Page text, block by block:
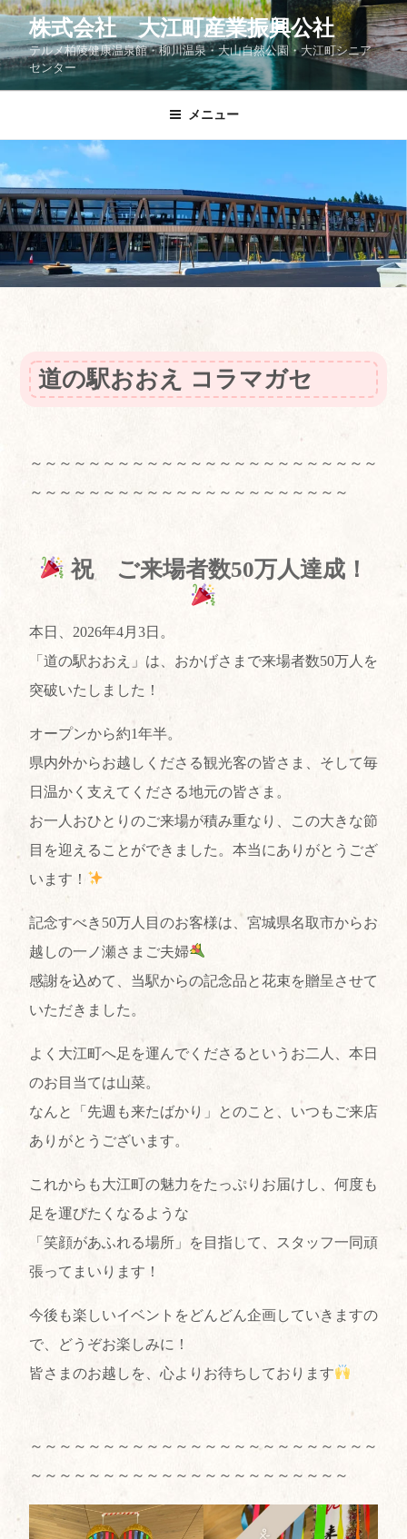
コ
ン
テ
ン
ス
キ
ッ
プ
株式会社 大江町産業振興公社
テルメ柏陵健康温泉館・柳川温泉・大山自然公園・大江町シニア
センター
メニュー
道の駅おおえ コラマガセ
～～～～～～～～～～～～～～～～～～～～～～～～
～～～～～～～～～～～～～～～～～～～～～～
祝 ご来場者数50万人達成！
本日、2026年4月3日。
「道の駅おおえ」は、おかげさまで来場者数50万人を
突破いたしました！
オープンから約1年半。
県内外からお越しくださる観光客の皆さま、そして毎
日温かく支えてくださる地元の皆さま。
お一人おひとりのご来場が積み重なり、この大きな節
目を迎えることができました。本当にありがとうござ
います！
記念すべき50万人目のお客様は、宮城県名取市からお
越しの一ノ瀬さまご夫婦
感謝を込めて、当駅からの記念品と花束を贈呈させて
いただきました。
よく大江町へ足を運んでくださるというお二人、本日
のお目当ては山菜。
なんと「先週も来たばかり」とのこと、いつもご来店
ありがとうございます。
これからも大江町の魅力をたっぷりお届けし、何度も
足を運びたくなるような
「笑顔があふれる場所」を目指して、スタッフ一同頑
張ってまいります！
今後も楽しいイベントをどんどん企画していきますの
で、どうぞお楽しみに！
皆さまのお越しを、心よりお待ちしております
～～～～～～～～～～～～～～～～～～～～～～～～
～～～～～～～～～～～～～～～～～～～～～～